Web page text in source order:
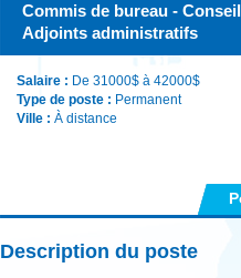
Commis de bureau -
Adjoints administratifs
Salaire : De 31000$ à 42000$
Type de poste : Permanent
Ville : À distance
Description du poste